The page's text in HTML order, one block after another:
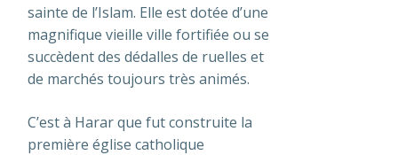
sainte de l’Islam. Elle est dotée d’une
magnifique vieille ville fortifiée ou se
succèdent des dédalles de ruelles et
de marchés toujours très animés.
C’est à Harar que fut construite la
première église catholique